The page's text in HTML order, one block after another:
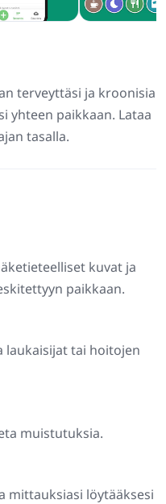
terveyttäsi ja kroonisia
yhteen paikkaan. Lataa
tasalla.
kuvat ja
paikkaan.
laukaisijat tai hoitojen
muistutuksia.
mittauksiasi löytääksesi